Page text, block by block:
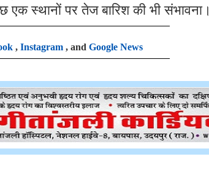
एक स्थानों पर तेज बारिश की भी संभावना।
, Instagram , and Google News